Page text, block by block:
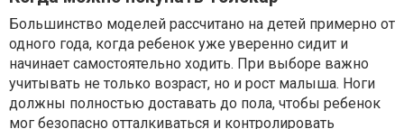
Большинство моделей рассчитано на детей примерно от
одного года, когда ребенок уже уверенно сидит и
начинает самостоятельно ходить. При выборе важно
учитывать не только возраст, но и рост малыша. Ноги
должны полностью доставать до пола, чтобы ребенок
мог безопасно отталкиваться и контролировать